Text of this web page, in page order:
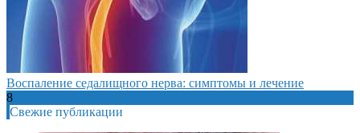
Воспаление седалищного нерва: симптомы и лечение
8
Свежие публикации